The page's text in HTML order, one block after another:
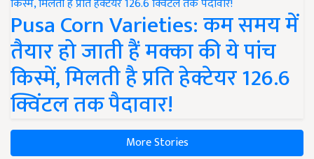
Pusa Corn Varieties: कम समय में
तैयार हो जाती हैं मक्का की ये पांच
किस्में, मिलती है प्रति हेक्टेयर 126.6
क्विंटल तक पैदावार!
More Stories